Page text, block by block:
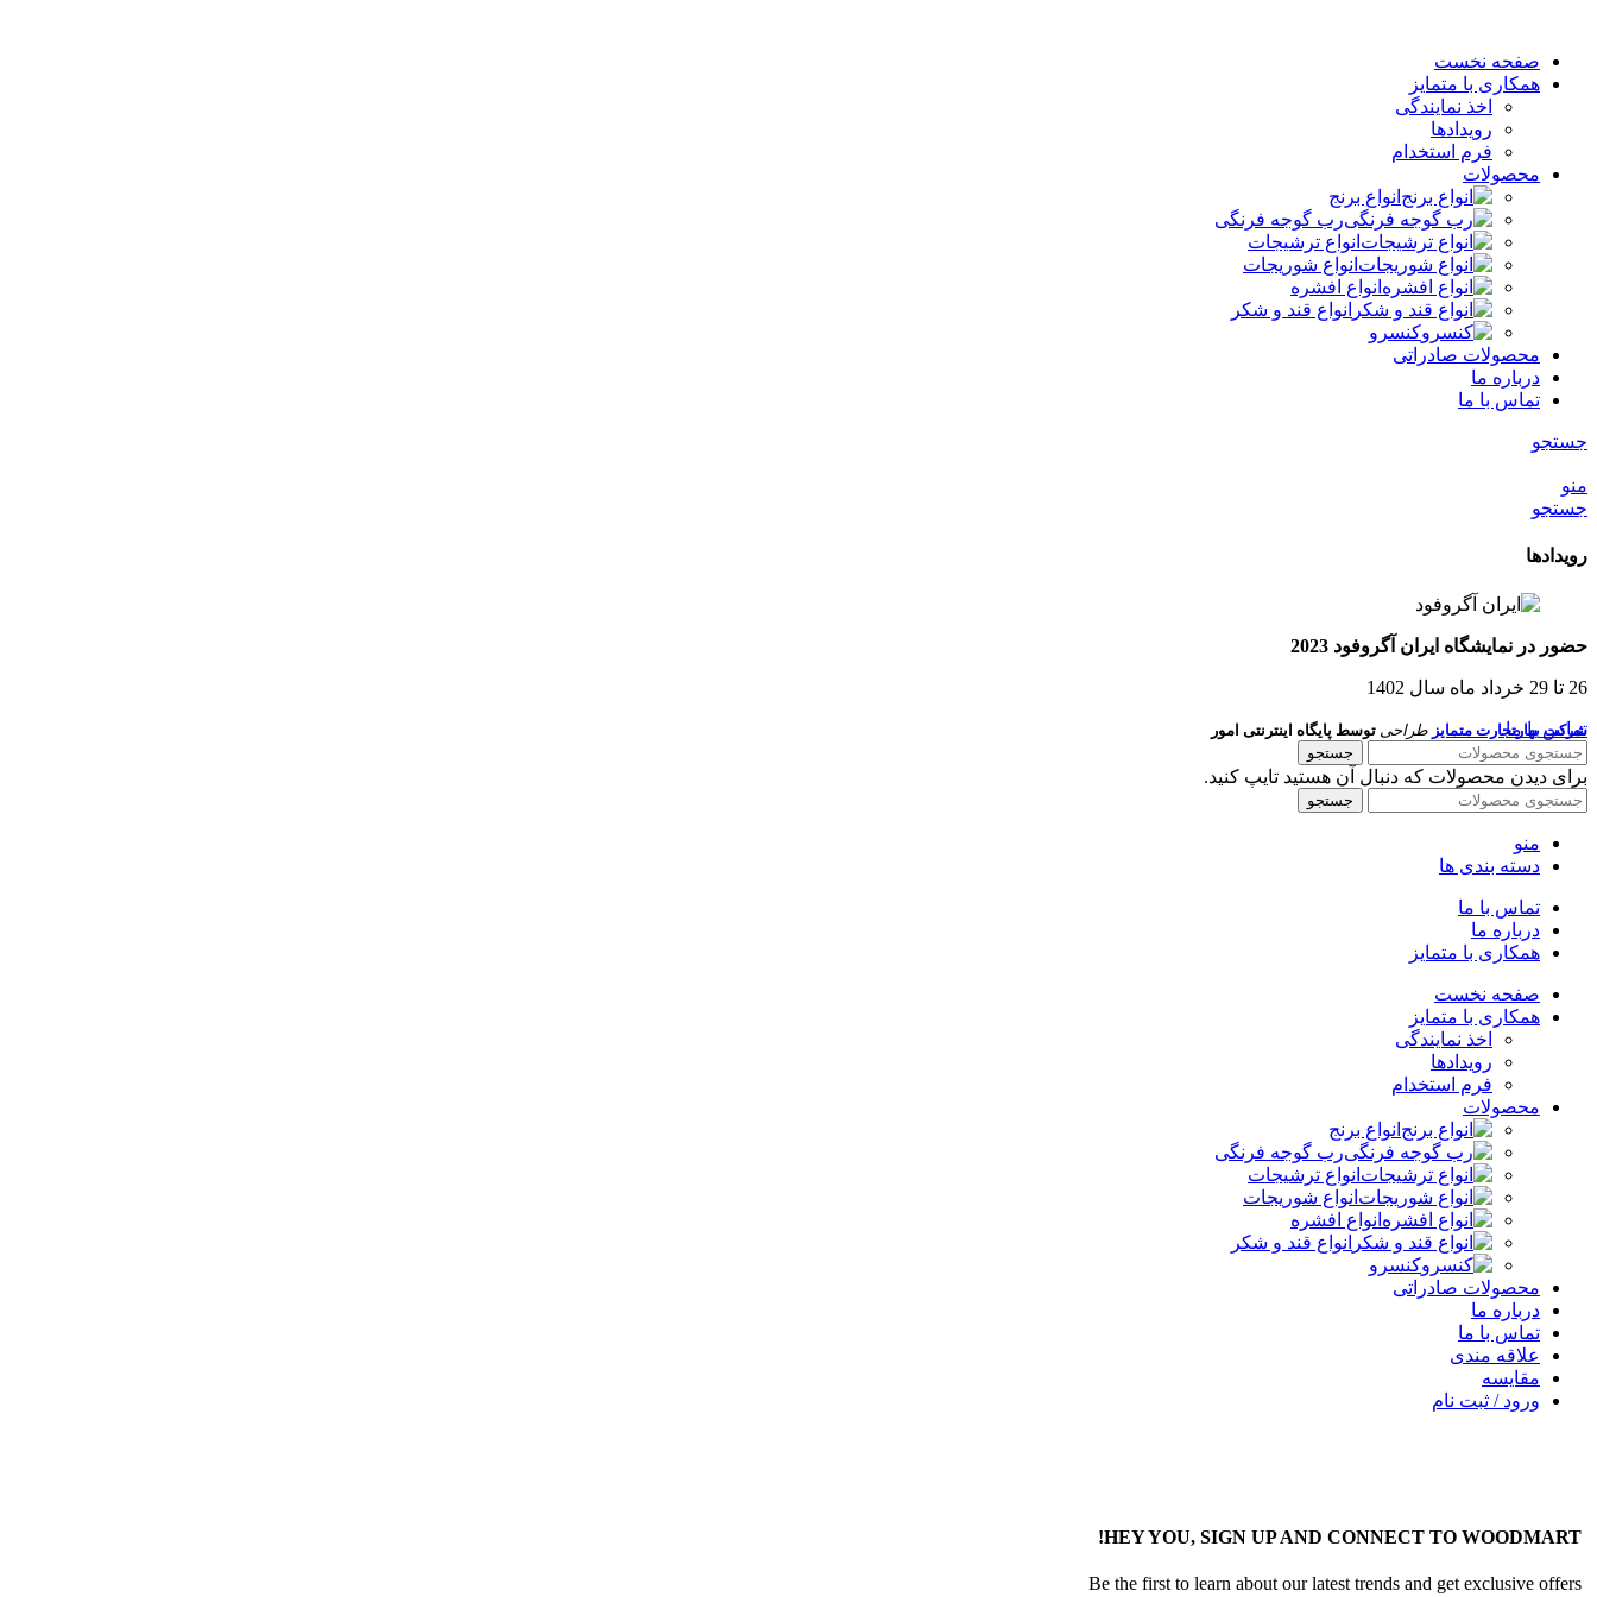
صفحه نخست
همکاری با متمایز
اخذ نمایندگی
رویدادها
فرم استخدام
محصولات
انواع برنج
رب گوجه فرنگی
انواع ترشیجات
انواع شوریجات
انواع افشره
انواع قند و شکر
کنسرو
محصولات صادراتی
درباره ما
تماس با ما
جستجو
منو
جستجو
رویدادها
حضور در نمایشگاه ایران آگروفود 2023
26 تا 29 خرداد ماه سال 1402
تماس با ما
شرکت بهارتجارت متمایز طراحی توسط پایگاه اینترنتی امور
جستجو
برای دیدن محصولات که دنبال آن هستید تایپ کنید.
جستجو
منو
دسته بندی ها
تماس با ما
درباره ما
همکاری با متمایز
صفحه نخست
همکاری با متمایز
اخذ نمایندگی
رویدادها
فرم استخدام
محصولات
انواع برنج
رب گوجه فرنگی
انواع ترشیجات
انواع شوریجات
انواع افشره
انواع قند و شکر
کنسرو
محصولات صادراتی
درباره ما
تماس با ما
علاقه مندی
مقایسه
ورود / ثبت نام
HEY YOU, SIGN UP AND CONNECT TO WOODMART!
Be the first to learn about our latest trends and get exclusive offers